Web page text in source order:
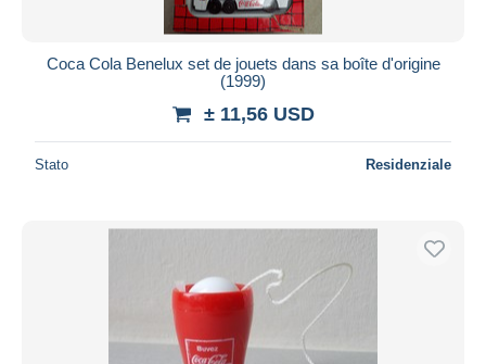
Coca Cola Benelux set de jouets dans sa boîte d'origine
(1999)
± 11,56 USD
Stato Residenziale